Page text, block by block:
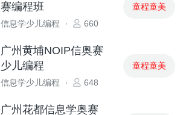
赛编程班
信息学少儿编程 · 660
童程童美
广州黄埔NOIP信奥赛
少儿编程
信息学少儿编程 · 648
童程童美
广州花都信息学奥赛